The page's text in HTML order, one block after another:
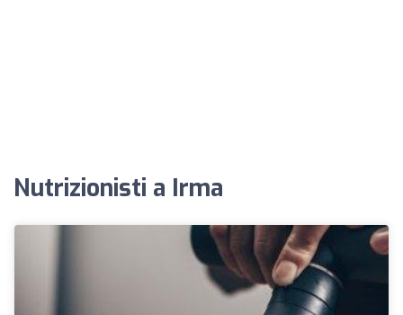
Nutrizionisti a Irma